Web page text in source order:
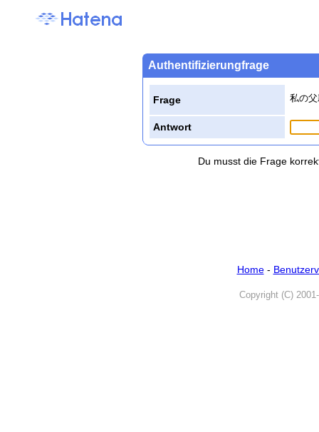
Authentifizierungfrage
Frage 私の
Antwort
Du musst die Frage
Home-
Copyright (C)